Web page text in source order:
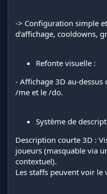
-> Configuration simple
d'affichage, cooldowns,
Refonte visuelle :
- Affichage 3D au-
/me et le /do.
Système de
Description courte 3D :
joueurs (masquable via
contextuel).
Les staffs peuvent voir le